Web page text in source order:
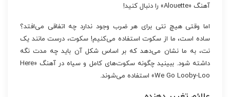
آهنگ «Alouette» را دنبال کنید!
اما وقتی هیچ نتی برای هر ضرب وجود ندارد چه اتفاقی می‌افتد؟
ساده است، ما از سکوت استفاده می‌کنیم! سکوت، درست مانند یک
نت، به ما نشان می‌دهد که بر اساس شکل آن باید چه مدت نگه
داشته شود. ببینید چگونه سکوت‌های کامل و سیاه در آهنگ «Here
We Go Looby-Loo» استفاده می‌شوند.